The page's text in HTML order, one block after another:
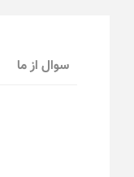
سوال از ما